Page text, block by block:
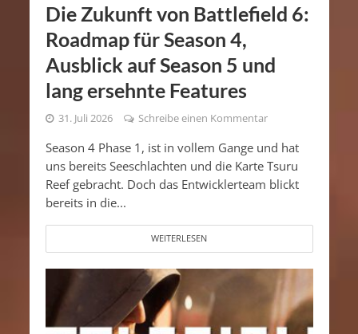
Die Zukunft von Battlefield 6:
Roadmap für Season 4,
Ausblick auf Season 5 und
lang ersehnte Features
31. Juli 2026 Schreibe einen Kommentar
Season 4 Phase 1, ist in vollem Gange und hat
uns bereits Seeschlachten und die Karte Tsuru
Reef gebracht. Doch das Entwicklerteam blickt
bereits in die...
WEITERLESEN